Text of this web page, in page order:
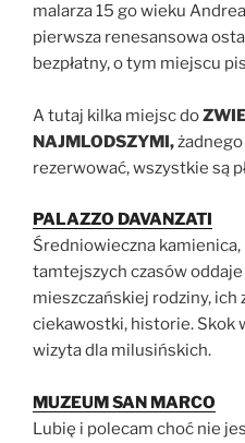
malarza 15 go wieku
pierwsza renesansowa
bezpłatny, o tym miejscu
A tutaj kilka miejsc do
NAJMLODSZYMI,
rezerwować, wszystkie są
PALAZZO DAVANZATI
Średniowieczna
tamtejszych czasów
mieszczańskiej rodziny, ich
ciekawostki, historie. Skok
wizyta dla milusińskich.
MUZEUM SAN MARCO
Lubię i polecam choć nie